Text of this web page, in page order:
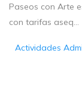
Paseos con Arte
con tarifas aseq...
Actividades